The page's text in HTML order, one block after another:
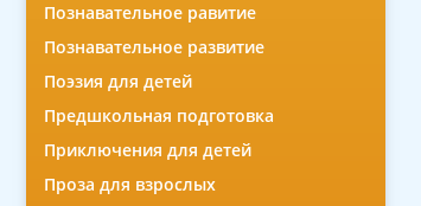
Познавательное равитие
Познавательное развитие
Поэзия для детей
Предшкольная подготовка
Приключения для детей
Проза для взрослых